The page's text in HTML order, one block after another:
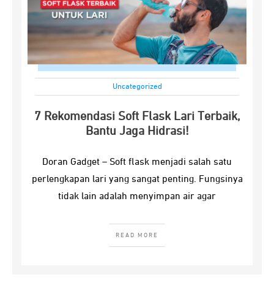
Uncategorized
7 Rekomendasi Soft Flask Lari Terbaik,
Bantu Jaga Hidrasi!
Doran Gadget – Soft flask menjadi salah satu
perlengkapan lari yang sangat penting. Fungsinya
tidak lain adalah menyimpan air agar
READ MORE